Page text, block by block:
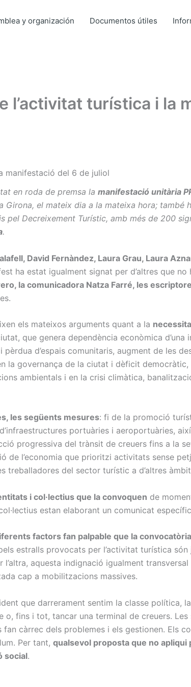
y organización Documentos útiles
turística i la
manifestació del 6 de juliol
en roda de premsa la manifestació unitària
Girona, el mateix dia a la mateixa hora; també
pel Decreixement Turístic, amb més de 200
.
David Fernàndez, Laura Grau, Laura
ha estat igualment signat per d’altres que
la comunicadora Natza Farré, les
els mateixos arguments quant a la
que genera dependència econòmica
d’espais comunitaris, augment de les
la governança de la ciutat i dèficit
ambientals i en la crisi climàtica,
les següents mesures: fi de la promoció
portuàries i aeroportuàries,
progressiva del trànsit de creuers fins a la
l’economia que prioritzi activitats sense
treballadores del sector turístic a d’altres
i col·lectius que la convoquen de
estan elaborant un comunicat
factors fan palpable que la
estralls provocats per l’activitat turística
aquesta indignació igualment
cap a mobilitzacions massives.
que darrerament sentim la classe política,
fins i tot, tancar una terminal de creuers.
càrrec dels problemes i els gestionen. Els
Per tant, qualsevol proposta que no
social.